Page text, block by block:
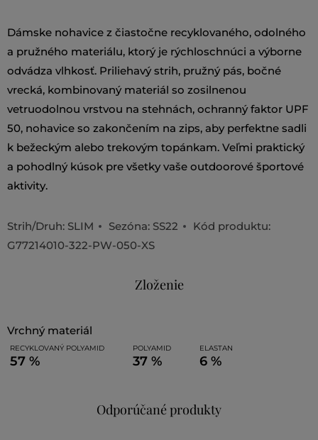
Dámske nohavice z čiastočne recyklovaného, odolného
a pružného materiálu, ktorý je rýchloschnúci a výborne
odvádza vlhkosť. Priliehavý strih, pružný pás, bočné
vrecká, kombinovaný materiál so zosilnenou
vetruodolnou vrstvou na stehnách, ochranný faktor UPF
50, nohavice so zakončením na zips, aby perfektne sadli
k bežeckým alebo trekovým topánkam. Veľmi praktický
a pohodlný kúsok pre všetky vaše outdoorové športové
aktivity.
Strih/Druh: SLIM Sezóna: SS22
Kód produktu:
G77214010-322-PW-050-XS
Zloženie
vrchný materiál
RECYKLOVANÝ POLYAMID
57 %
POLYAMID
37 %
ELASTAN
6 %
Odporúčané produkty